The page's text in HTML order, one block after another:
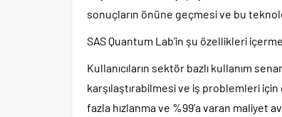
sonuçların önüne geçmesi ve bu
SAS Quantum Lab’in şu özellikleri
Kullanıcıların sektör bazlı kullanım
karşılaştırabilmesi ve iş problemleri
fazla hızlanma ve %99’a varan maliyet